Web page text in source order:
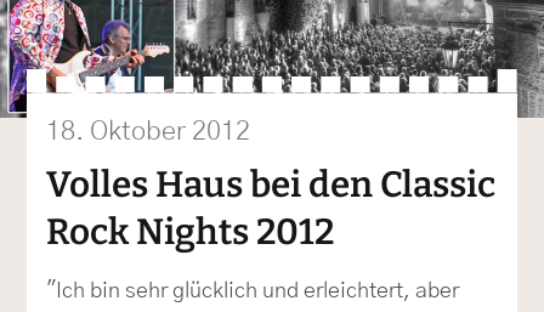
18. Oktober 2012
Volles Haus bei den Classic
Rock Nights 2012
"Ich bin sehr glücklich und erleichtert, aber